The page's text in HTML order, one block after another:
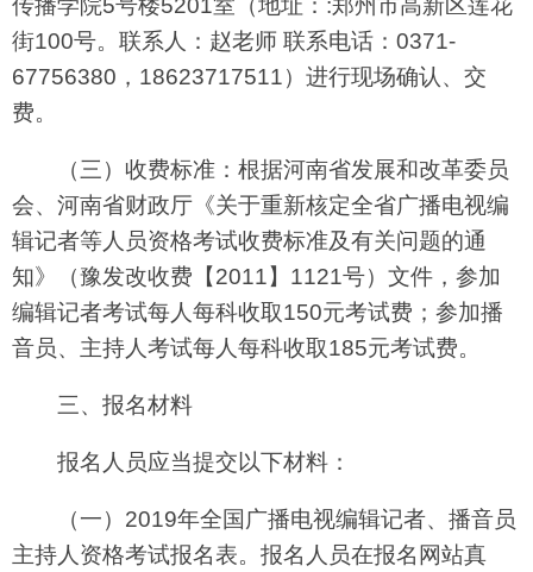
传播学院5号楼5201室（地址：:郑州市高新区莲花
街100号。联系人：赵老师 联系电话：0371-
67756380，18623717511）进行现场确认、交
费。
（三）收费标准：根据河南省发展和改革委员
会、河南省财政厅《关于重新核定全省广播电视编
辑记者等人员资格考试收费标准及有关问题的通
知》（豫发改收费【2011】1121号）文件，参加
编辑记者考试每人每科收取150元考试费；参加播
音员、主持人考试每人每科收取185元考试费。
三、报名材料
报名人员应当提交以下材料：
（一）2019年全国广播电视编辑记者、播音员
主持人资格考试报名表。报名人员在报名网站真